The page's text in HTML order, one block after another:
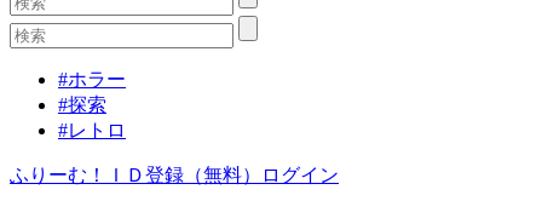
#ホラー
#探索
#レトロ
ふりーむ！ＩＤ登録（無料） ログイン